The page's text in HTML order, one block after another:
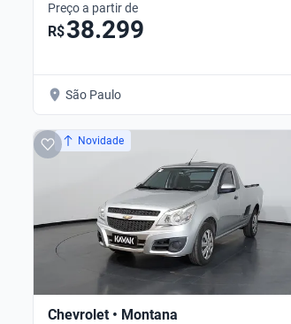
Preço a partir de
R$38.299
São Paulo
Novidade
Chevrolet • Montana